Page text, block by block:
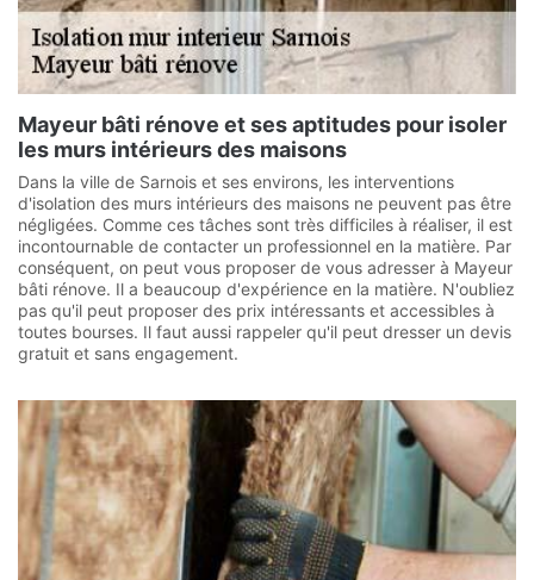
Mayeur bâti rénove et ses aptitudes pour isoler
les murs intérieurs des maisons
Dans la ville de Sarnois et ses environs, les interventions
d'isolation des murs intérieurs des maisons ne peuvent pas être
négligées. Comme ces tâches sont très difficiles à réaliser, il est
incontournable de contacter un professionnel en la matière. Par
conséquent, on peut vous proposer de vous adresser à Mayeur
bâti rénove. Il a beaucoup d'expérience en la matière. N'oubliez
pas qu'il peut proposer des prix intéressants et accessibles à
toutes bourses. Il faut aussi rappeler qu'il peut dresser un devis
gratuit et sans engagement.